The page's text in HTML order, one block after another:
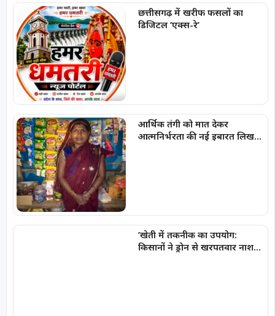
छत्तीसगढ़ में खरीफ फसलों का
डिजिटल ‘एक्स-रे’
आर्थिक तंगी को मात देकर
आत्मनिर्भरता की नई इबारत लिख
’खेती में तकनीक का उपयोग:
किसानों ने ड्रोन से खरपतवार नाशक